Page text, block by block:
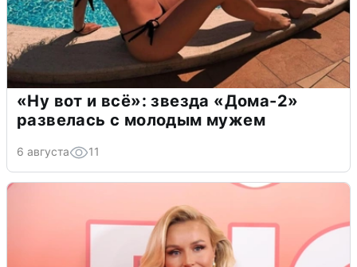
«Ну вот и всё»: звезда «Дома-2»
развелась с молодым мужем
6 августа 11